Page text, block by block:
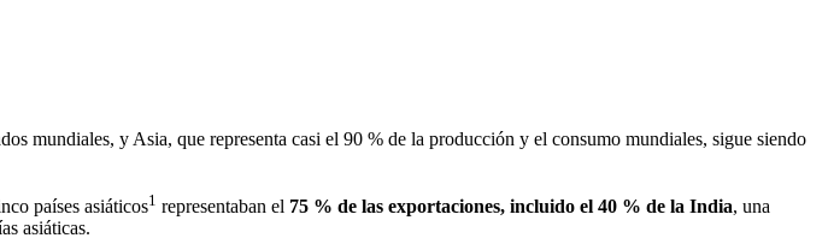
mundiales, y Asia, que representa casi el 90 % de la producción y el consumo mundiales, sigue siendo
países asiáticos1 representaban el 75 % de las exportaciones, incluido el 40 % de la India, una
asiáticas.